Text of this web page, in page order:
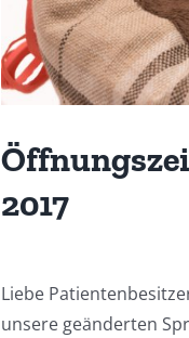
2017
Liebe
unsere geänderten